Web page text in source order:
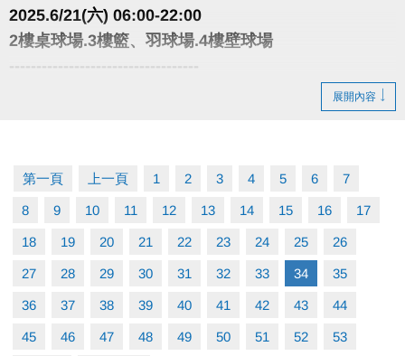
2025.6/21(六) 06:00-22:00
2樓桌球場.3樓籃、羽球場.4樓壁球場
-----------------------------------
展開內容
第一頁 上一頁 1 2 3 4 5 6 7
8 9 10 11 12 13 14 15 16 17
18 19 20 21 22 23 24 25 26
27 28 29 30 31 32 33 34 35
36 37 38 39 40 41 42 43 44
45 46 47 48 49 50 51 52 53